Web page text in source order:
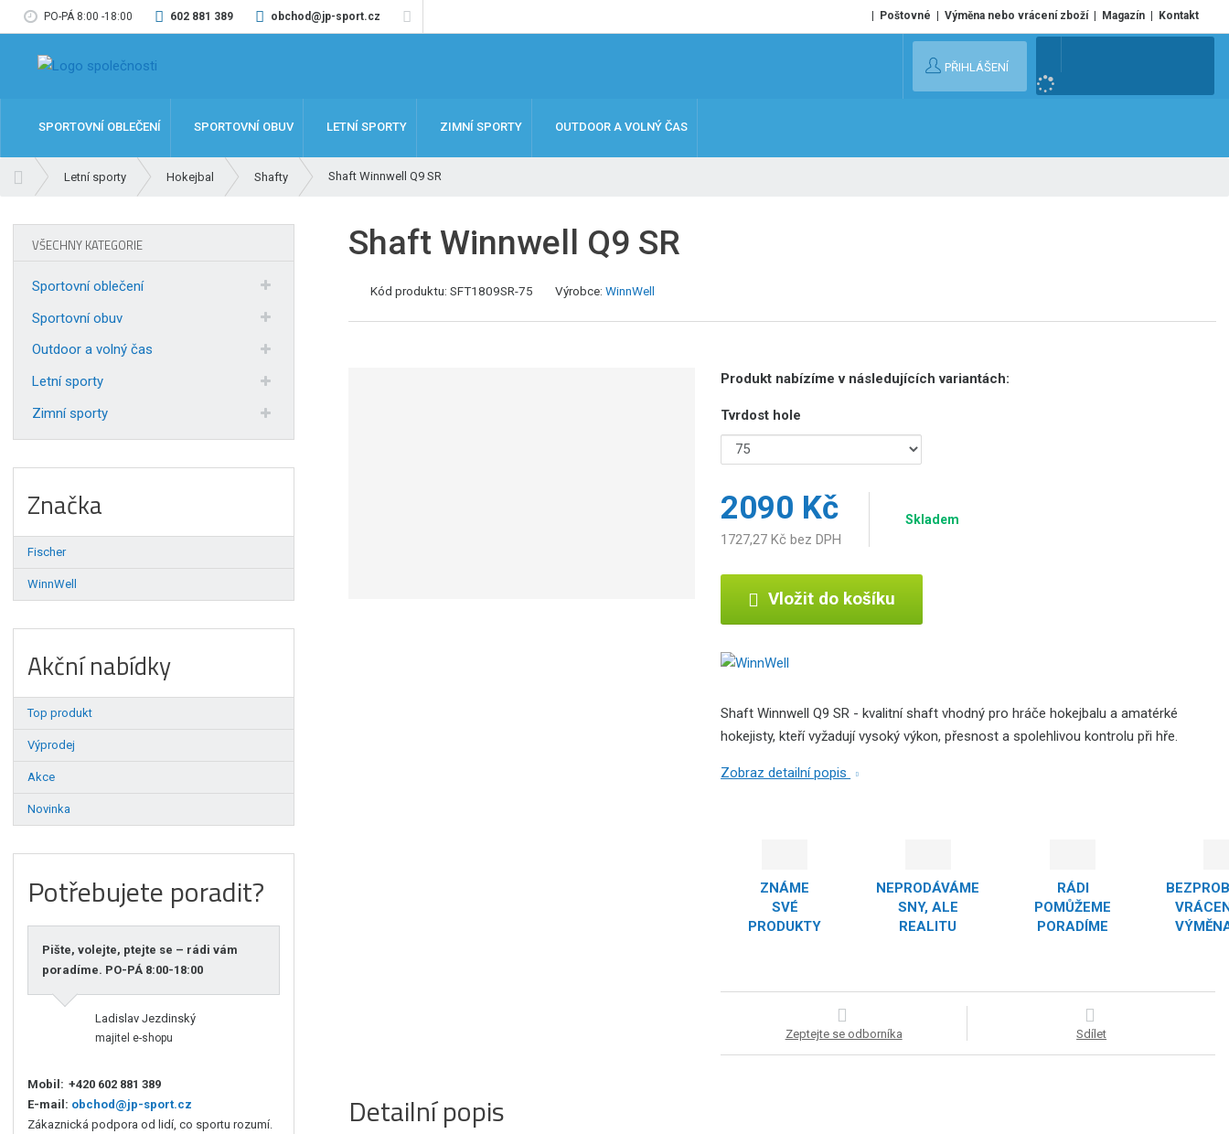
PO-PÁ 8:00 -18:00 602 881 389 obchod@jp-sport.cz Poštovné Výměna nebo vrácení zboží Magazín Kontakt
e
PŘIHLÁŠENÍ
SPORTOVNÍ OBLEČENÍ SPORTOVNÍ OBUV LETNÍ SPORTY ZIMNÍ SPORTY OUTDOOR A VOLNÝ ČAS
Letní sporty Hokejbal Shafty Shaft Winnwell Q9 SR
Shaft Winnwell Q9 SR
Kód produktu: SFT1809SR-75 Výrobce: WinnWell
Produkt nabízíme v následujících variantách:
Tvrdost hole
2090 Kč
1727,27 Kč bez DPH
Skladem
Vložit do košíku
Shaft Winnwell Q9 SR - kvalitní shaft vhodný pro hráče hokejbalu a amatérké
hokejisty, kteří vyžadují vysoký výkon, přesnost a spolehlivou kontrolu při hře.
Zobraz detailní popis
ZNÁME
SVÉ
PRODUKTY
NEPRODÁVÁME
SNY, ALE
REALITU
RÁDI
POMŮŽEME
PORADÍME
Zeptejte se odborníka Sdílet
Detailní popis
VŠECHNY KATEGORIE
Sportovní oblečení
Sportovní obuv
Outdoor a volný čas
Letní sporty
Zimní sporty
Značka
Fischer
WinnWell
Akční nabídky
Top produkt
Výprodej
Akce
Novinka
Potřebujete poradit?
Pište, volejte, ptejte se – rádi vám
poradíme. PO-PÁ 8:00-18:00
Ladislav Jezdinský
majitel e-shopu
Mobil: +420 602 881 389
E-mail: obchod@jp-sport.cz
Zákaznická podpora od lidí, co sportu rozumí.